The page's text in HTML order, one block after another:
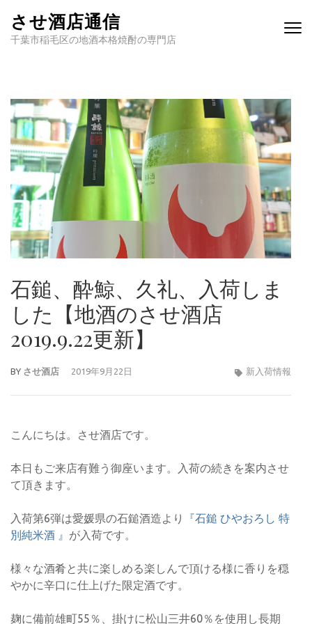
させ酒店通信
千葉市稲毛区の地酒本格焼酎の専門店
石鎚、酔鯨、久礼、入荷しま
した【地酒のさせ酒店
2019.9.22更新】
BY させ酒店 2019年9月22日 新入荷情報
こんにちは。させ酒店です。
本日もご来店有難う御座います。入荷の続きを案内させ
て頂きます。
入荷第6弾は愛媛県の石鎚酒造より
『石鎚 ひやおろし 特
別純米酒 』 が入荷です。
様々な酒肴と共に楽しめる楽しんで頂ける様に香りを穏
やかに辛口に仕上げた限定酒です。
麹に備前雄町55％、掛けに松山三井60％を使用し長期